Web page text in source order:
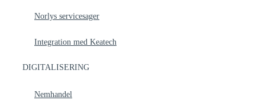
Norlys servicesager
Integration med Keatech
DIGITALISERING
Nemhandel